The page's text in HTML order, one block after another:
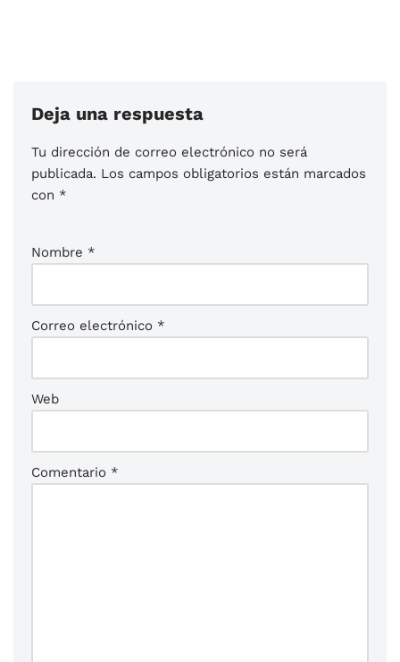
Deja una respuesta
Tu dirección de correo electrónico no será
publicada. Los campos obligatorios están marcados
con *
Nombre *
Correo electrónico *
Web
Comentario *